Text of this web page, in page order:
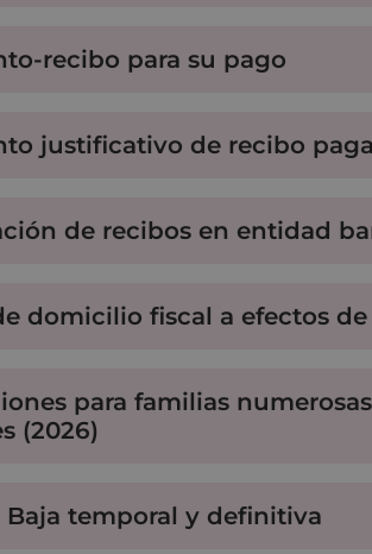
recibo para su pago
justificativo de recibo
de recibos en entidad
domicilio fiscal a efectos
para familias
(2026)
Baja temporal y definitiva